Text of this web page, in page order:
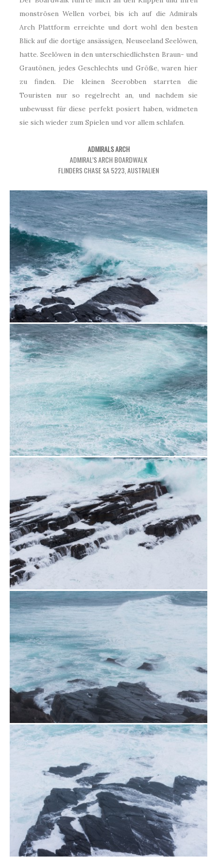
monströsen Wellen vorbei, bis ich auf die Admirals
Arch Plattform erreichte und dort wohl den besten
Blick auf die dortige ansässigen, Neuseeland Seelöwen,
hatte. Seelöwen in den unterschiedlichsten Braun- und
Grautönen, jedes Geschlechts und Größe, waren hier
zu finden. Die kleinen Seerobben starrten die
Touristen nur so regelrecht an, und nachdem sie
unbewusst für diese perfekt posiert haben, widmeten
sie sich wieder zum Spielen und vor allem schlafen.
ADMIRALS ARCH
ADMIRAL’S ARCH BOARDWALK
FLINDERS CHASE SA 5223, AUSTRALIEN